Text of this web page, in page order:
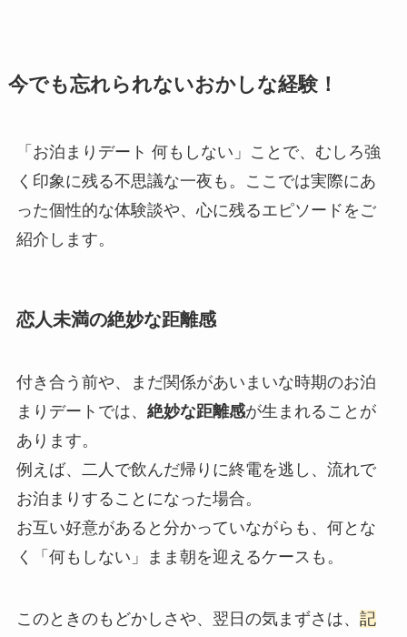
今でも忘れられないおかしな経験！
「お泊まりデート 何もしない」ことで、むしろ強
く印象に残る不思議な一夜も。ここでは実際にあ
った個性的な体験談や、心に残るエピソードをご
紹介します。
恋人未満の絶妙な距離感
付き合う前や、まだ関係があいまいな時期のお泊
まりデートでは、 絶妙な距離感が生まれることが
あります。
例えば、二人で飲んだ帰りに終電を逃し、流れで
お泊まりすることになった場合。
お互い好意があると分かっていながらも、何とな
く「何もしない」まま朝を迎えるケースも。
このときのもどかしさや、翌日の気まずさは、 記